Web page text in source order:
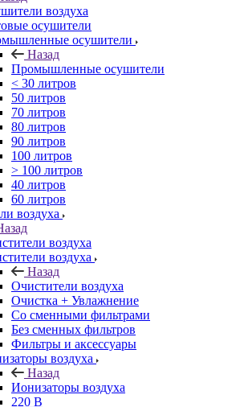
воздуха
осушители
осушители
Назад
Промышленные осушители
< 30 литров
50 литров
70 литров
80 литров
90 литров
100 литров
> 100 литров
40 литров
60 литров
воздуха
воздуха
воздуха
Назад
Очистители воздуха
Очистка + Увлажнение
Cо сменными фильтрами
Без сменных фильтров
Фильтры и аксессуары
воздуха
Назад
Ионизаторы воздуха
220 В